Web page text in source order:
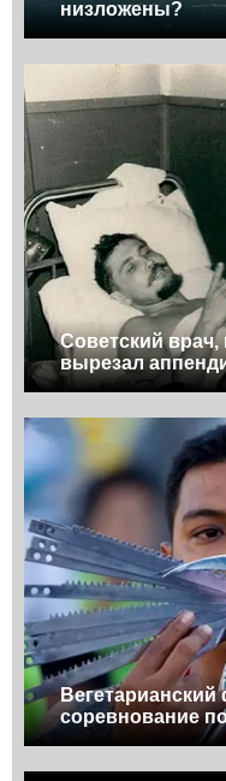
низложены?
Советский
вырезал
соревнование